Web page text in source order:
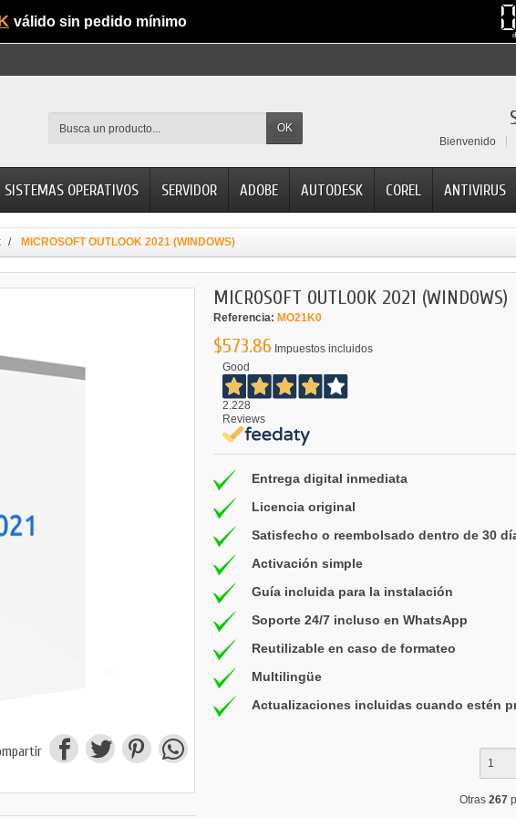
válido sin pedido mínimo
OK
Bienvenido
SISTEMAS OPERATIVOS SERVIDOR ADOBE AUTODESK COREL ANTIVIRUS
MICROSOFT OUTLOOK 2021 (WINDOWS)
MICROSOFT OUTLOOK 2021 (WINDOWS)
Referencia: MO21K0
$573.86 Impuestos incluidos
Good
2.228
Reviews
Entrega digital inmediata
Licencia original
Satisfecho o reembolsado dentro de 30
Activación simple
Guía incluida para la instalación
Soporte 24/7 incluso en WhatsApp
Reutilizable en caso de formateo
Multilingüe
Actualizaciones incluidas cuando estén
Otras 267